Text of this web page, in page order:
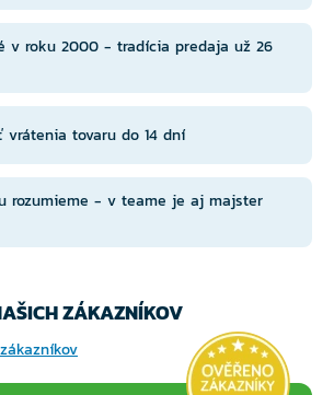
v roku 2000 - tradícia predaja už 26
vrátenia tovaru do 14 dní
rozumieme - v teame je aj majster
ZÁKAZNÍKOV